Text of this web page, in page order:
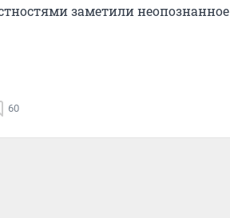
заметили неопознанное
60